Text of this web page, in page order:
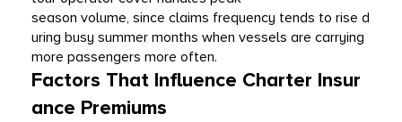
season volume, since claims frequency tends to rise d
uring busy summer months when vessels are carrying
more passengers more often.
Factors That Influence Charter Insur
ance Premiums